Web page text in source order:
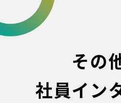
その
社員イン